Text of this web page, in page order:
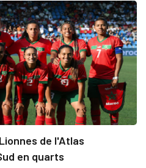
de l'Atlas
en quarts